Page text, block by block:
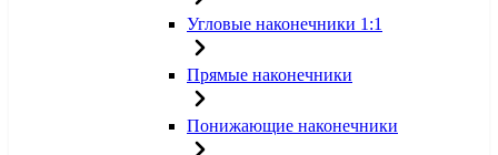
Угловые наконечники 1:1
Прямые наконечники
Понижающие наконечники